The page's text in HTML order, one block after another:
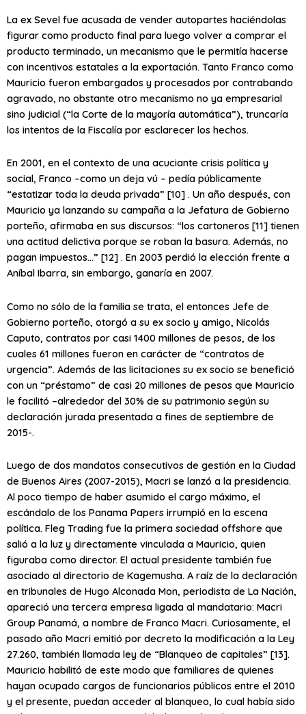
La ex Sevel fue acusada de vender autopartes haciéndolas
figurar como producto final para luego volver a comprar el
producto terminado, un mecanismo que le permitía hacerse
con incentivos estatales a la exportación. Tanto Franco como
Mauricio fueron embargados y procesados por contrabando
agravado, no obstante otro mecanismo no ya empresarial
sino judicial (“la Corte de la mayoría automática”), truncaría
los intentos de la Fiscalía por esclarecer los hechos.
En 2001, en el contexto de una acuciante crisis política y
social, Franco –como un deja vú – pedía públicamente
“estatizar toda la deuda privada” [10] . Un año después, con
Mauricio ya lanzando su campaña a la Jefatura de Gobierno
porteño, afirmaba en sus discursos: “los cartoneros [11] tienen
una actitud delictiva porque se roban la basura. Además, no
pagan impuestos…” [12] . En 2003 perdió la elección frente a
Aníbal Ibarra, sin embargo, ganaría en 2007.
Como no sólo de la familia se trata, el entonces Jefe de
Gobierno porteño, otorgó a su ex socio y amigo, Nicolás
Caputo, contratos por casi 1400 millones de pesos, de los
cuales 61 millones fueron en carácter de “contratos de
urgencia”. Además de las licitaciones su ex socio se benefició
con un “préstamo” de casi 20 millones de pesos que Mauricio
le facilitó –alrededor del 30% de su patrimonio según su
declaración jurada presentada a fines de septiembre de
2015-.
Luego de dos mandatos consecutivos de gestión en la Ciudad
de Buenos Aires (2007-2015), Macri se lanzó a la presidencia.
Al poco tiempo de haber asumido el cargo máximo, el
escándalo de los Panama Papers irrumpió en la escena
política. Fleg Trading fue la primera sociedad offshore que
salió a la luz y directamente vinculada a Mauricio, quien
figuraba como director. El actual presidente también fue
asociado al directorio de Kagemusha. A raíz de la declaración
en tribunales de Hugo Alconada Mon, periodista de La Nación,
apareció una tercera empresa ligada al mandatario: Macri
Group Panamá, a nombre de Franco Macri. Curiosamente, el
pasado año Macri emitió por decreto la modificación a la Ley
27.260, también llamada ley de “Blanqueo de capitales” [13].
Mauricio habilitó de este modo que familiares de quienes
hayan ocupado cargos de funcionarios públicos entre el 2010
y el presente, puedan acceder al blanqueo, lo cual había sido